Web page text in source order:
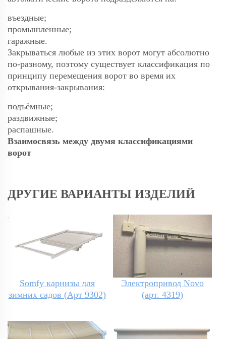
въездные;
промышленные;
гаражные.
Закрываться любые из этих ворот могут абсолютно
по-разному, поэтому существует классификация по
принципу перемещения ворот во время их
открывания-закрывания:
подъёмные;
раздвижные;
распашные.
Взаимосвязь между двумя классификациями
ворот
ДРУГИЕ ВАРИАНТЫ ИЗДЕЛИЙ
Somfy карнизы для
зимних садов (Арт 9302)
Электропривод Novo
(арт. 4319)